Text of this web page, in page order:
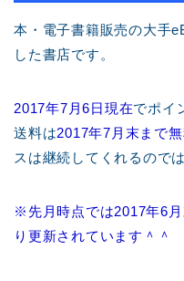
本・電子書籍販売の大手
した書店です。
2017年7月6日現在でポイ
送料は2017年7月末まで
スは継続してくれるので
※先月時点では2017年6
り更新されています＾＾